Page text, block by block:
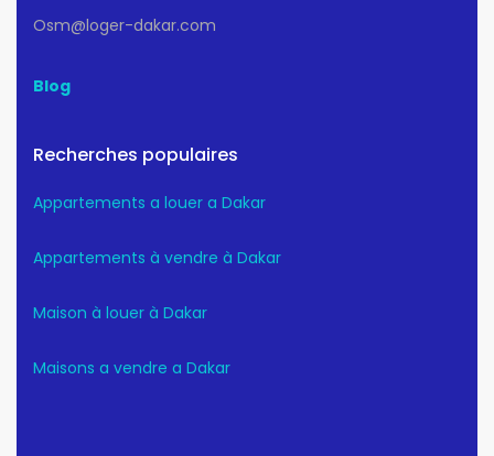
Osm@loger-dakar.com
Blog
Recherches populaires
Appartements a louer a Dakar
Appartements à vendre à Dakar
Maison à louer à Dakar
Maisons a vendre a Dakar